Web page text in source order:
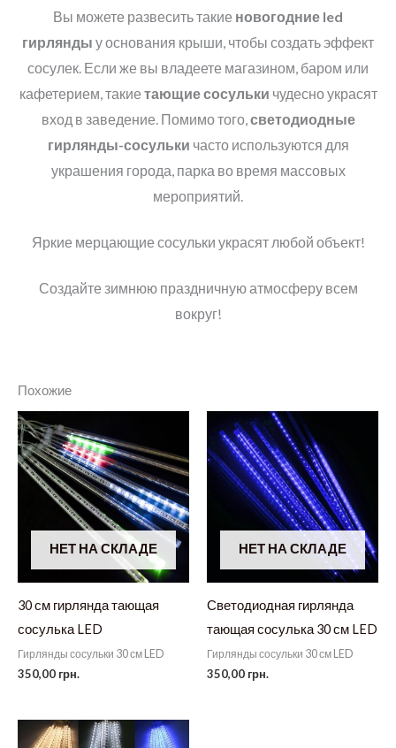
Вы можете развесить такие новогодние led
гирлянды у основания крыши, чтобы создать эффект
сосулек. Если же вы владеете магазином, баром или
кафетерием, такие тающие сосульки чудесно украсят
вход в заведение. Помимо того, светодиодные
гирлянды-сосульки часто используются для
украшения города, парка во время массовых
мероприятий.
Яркие мерцающие сосульки украсят любой объект!
Создайте зимнюю праздничную атмосферу всем
вокруг!
Похожие
НЕТ НА СКЛАДЕ
30 см гирлянда тающая
сосулька LED
Гирлянды сосульки 30 см LED
350,00 грн.
НЕТ НА СКЛАДЕ
Светодиодная гирлянда
тающая сосулька 30 см LED
Гирлянды сосульки 30 см LED
350,00 грн.